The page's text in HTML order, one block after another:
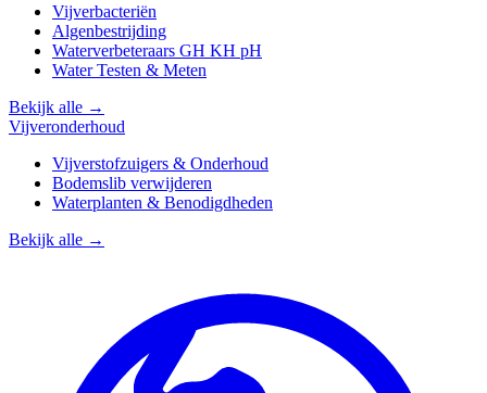
Vijverbacteriën
Algenbestrijding
Waterverbeteraars GH KH pH
Water Testen & Meten
Bekijk alle →
Vijveronderhoud
Vijverstofzuigers & Onderhoud
Bodemslib verwijderen
Waterplanten & Benodigdheden
Bekijk alle →